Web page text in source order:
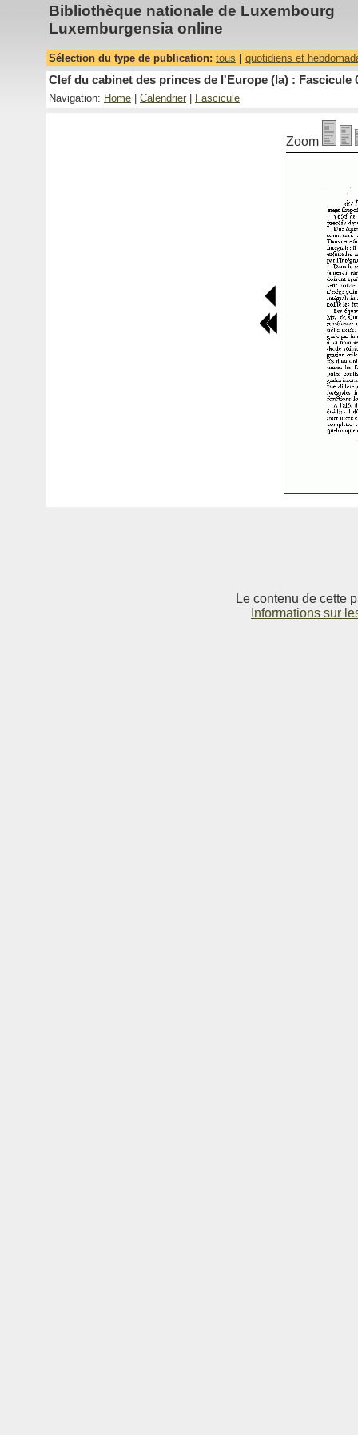
Bibliothèque nationale de Luxembourg
Luxemburgensia online
Sélection du type de publication: tous quotidiens et
Clef du cabinet des princes de l'Europe (la) : Fascicule
Navigation: Home Calendrier Fascicule
Zoom
Le contenu de cette
Informations sur